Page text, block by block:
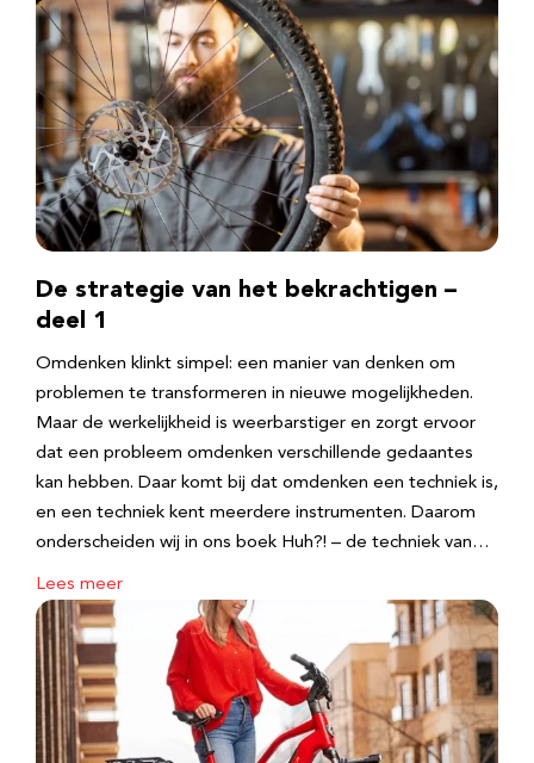
De strategie van het bekrachtigen –
deel 1
Omdenken klinkt simpel: een manier van denken om
problemen te transformeren in nieuwe mogelijkheden.
Maar de werkelijkheid is weerbarstiger en zorgt ervoor
dat een probleem omdenken verschillende gedaantes
kan hebben. Daar komt bij dat omdenken een techniek is,
en een techniek kent meerdere instrumenten. Daarom
onderscheiden wij in ons boek Huh?! – de techniek van…
Lees meer